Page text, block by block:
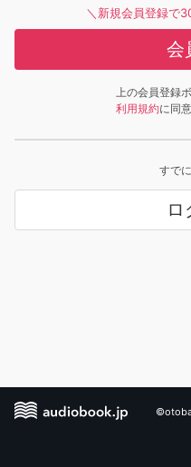
＼新規会員登録で
会
上の会員登録
利用規約に同
すで
ロ